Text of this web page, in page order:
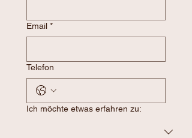
Email *
Telefon
Ich möchte etwas erfahren zu: